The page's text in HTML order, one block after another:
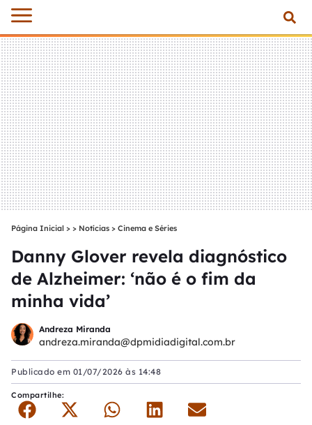
Página Inicial > Notícias > Cinema e Séries
Danny Glover revela diagnóstico
de Alzheimer: ‘não é o fim da
minha vida’
Andreza Miranda
andreza.miranda@dpmidiadigital.com.br
Publicado em 01/07/2026 às 14:48
Compartilhe: